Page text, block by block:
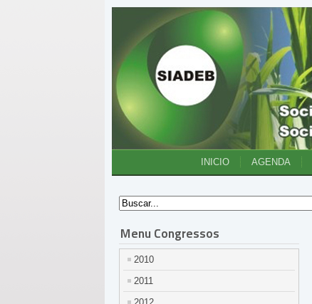
INICIO AGENDA
Menu Congressos
2010
2011